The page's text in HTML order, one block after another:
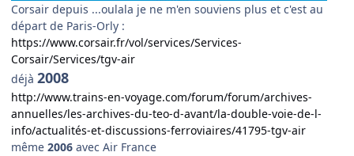
Corsair depuis ...oulala je ne m'en souviens plus et c'est au
départ de Paris-Orly :
https://www.corsair.fr/vol/services/Services-
Corsair/Services/tgv-air
déjà 2008
http://www.trains-en-voyage.com/forum/forum/archives-
annuelles/les-archives-du-teo-d-avant/la-double-voie-de-l-
info/actualités-et-discussions-ferroviaires/41795-tgv-air
même 2006 avec Air France